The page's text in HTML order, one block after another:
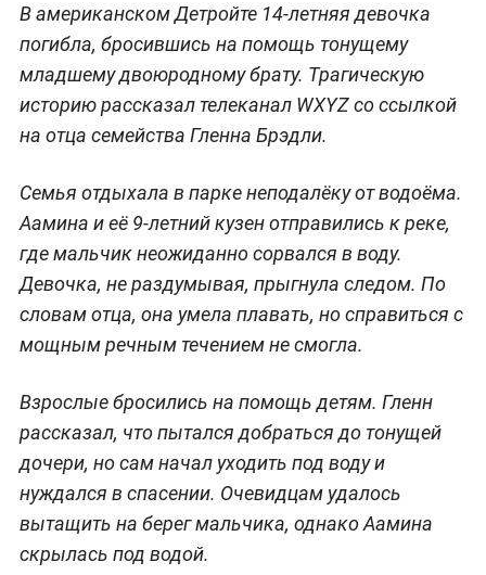
В американском Детройте 14-летняя девочка
погибла, бросившись на помощь тонущему
младшему двоюродному брату. Трагическую
историю рассказал телеканал WXYZ со ссылкой
на отца семейства Гленна Брэдли.
Семья отдыхала в парке неподалёку от водоёма.
Аамина и её 9-летний кузен отправились к реке,
где мальчик неожиданно сорвался в воду.
Девочка, не раздумывая, прыгнула следом. По
словам отца, она умела плавать, но справиться с
мощным речным течением не смогла.
Взрослые бросились на помощь детям. Гленн
рассказал, что пытался добраться до тонущей
дочери, но сам начал уходить под воду и
нуждался в спасении. Очевидцам удалось
вытащить на берег мальчика, однако Аамина
скрылась под водой.